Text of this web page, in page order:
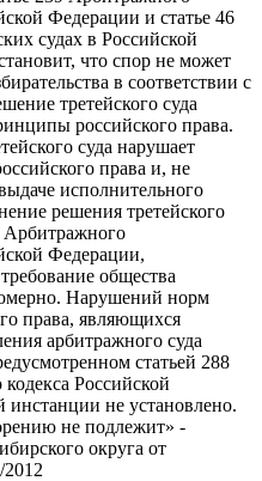
Федерации и статье 46
судах в Российской
что спор не может
в соответствии с
третейского суда
российского права.
суда нарушает
права и, не
исполнительного
решения третейского
Арбитражного
Федерации,
общества
Нарушений норм
права, являющихся
арбитражного суда
статьей 288
Российской
не установлено.
не подлежит» -
округа от